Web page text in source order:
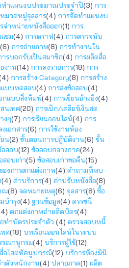
ทำแผนงบประมาณประจำปี(3) การ
มวดหมู่จุลสาร(4) การจัีดทำแผนงบ
จำหน่ายหนังสือออก(1) การ
ซม(4) การดราฟ(4) การตรวจนับ
(6) การถ่ายภาพ(8) การทำงานใน
ารบอกรับเป็นสมาชิก(4) การผลิตสื่อ
งาน(14) การลงรายการ(18) การ
การสร้าง Category(8) การสร้าง
แบบทดสอบ(4) การส่งข้อสอบ(4)
กแบบสิ่งพิมพ์(4) การเขียนอ้างอิง(4)
นเทศ(20) การเบิก/เคลียร์เงินสด
งๆ(7) การเรียนออนไลน์(4) การ
เอกสาร(6) การใช้งานห้อง
ยน(2) ขั้นตอนการปฎิบัติงาน(6) ขั้น
อสอบ(12) ข้อสอบกลางภาค(24)
สอบเก่า(5) ข้อสอบเก่าขอคืน(15)
งการตกแต่งภาพ(4) คำถามที่พบ
(4) ค่าบริการ(4) ค่าปรับหนังสือ(8)
ณ(8) จดหมายเหตุ(6) จุลสาร(8) ซื้อ
บำรุง(4) ฐานข้อมูล(4) ดรรชนี
ตกแต่งภาพถ่ายติดบัตร(4)
ทำบัตรประจำตัว (4) ตรวจสอบหนี้
ศ(18) บทเรียนออนไลน์ในระบบ
รณานุกรม(4) บริการผู้ใช้(12)
อโสตทัศนูปกรณ์(12) บริการห้องมินิ
ตัวพนักงาน(4) ปลายภาค(1) ผลิต